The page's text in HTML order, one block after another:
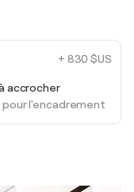
+ 830 $US
accrocher
pour l'encadrement